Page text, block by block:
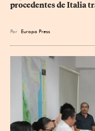
procedentes de Italia
Por Europa Press